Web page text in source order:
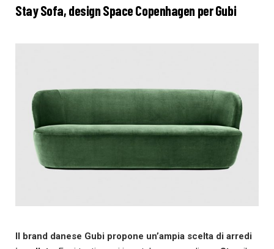
Stay Sofa, design Space Copenhagen per Gubi
Il brand danese Gubi propone un’ampia scelta di arredi